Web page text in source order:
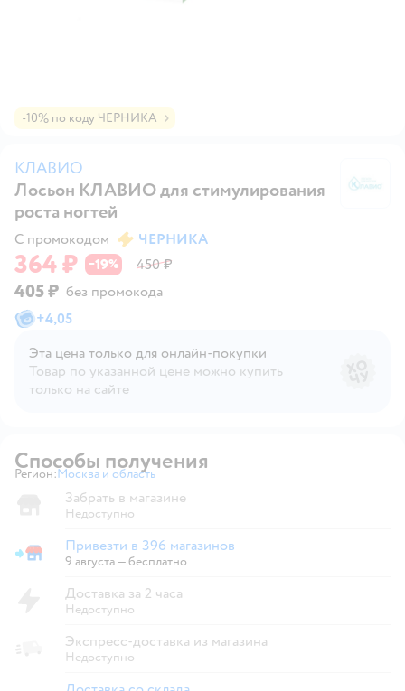
-10% по коду ЧЕРНИКА
КЛАВИО
Лосьон КЛАВИО для стимулирования
роста ногтей
С промокодом ЧЕРНИКА
364 ₽ −19% 450 ₽
405 ₽ без промокода
+4,05
Эта цена только для онлайн‑покупки
Товар по указанной цене можно купить
только на сайте
Способы получения
Регион: Выбор адреса доставки.
Москва и область
Забрать в магазине
Недоступно
Привезти в магазин
Привезти в 396 магазинов
9 августа—бесплатно
Доставка за 2 часа
Недоступно
Экспресс-доставка из магазина
Недоступно